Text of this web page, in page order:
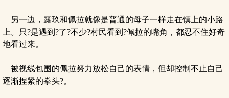
另一边，露玖和佩拉就像是普通的母子一样走在镇上的小路
上。只?是遇到?了?不少?村民看到?佩拉的嘴角，都忍不住好奇
地看过来。
被视线包围的佩拉努力放松自己的表情，但却控制不止自己
逐渐捏紧的拳头?。